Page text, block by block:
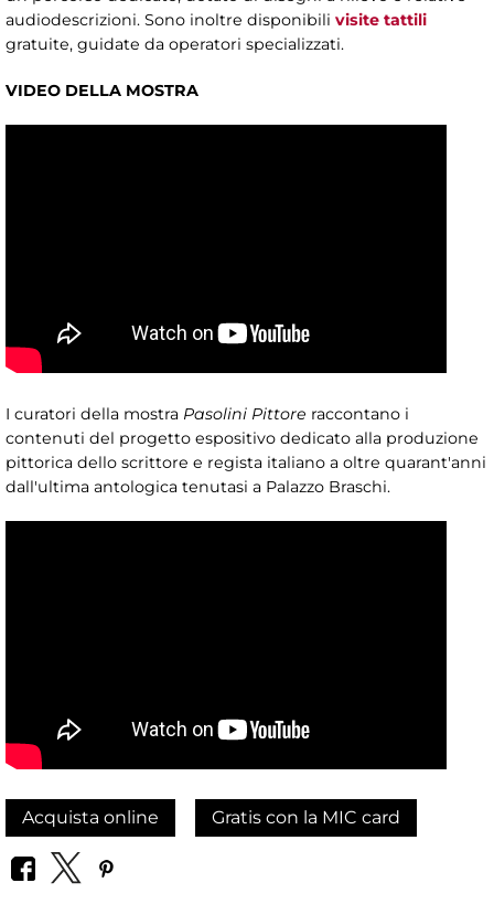
audiodescrizioni. Sono inoltre disponibili visite tattili
gratuite, guidate da operatori specializzati.
VIDEO DELLA MOSTRA
I curatori della mostra Pasolini Pittore raccontano i
contenuti del progetto espositivo dedicato alla produzione
pittorica dello scrittore e regista italiano a oltre quarant'anni
dall'ultima antologica tenutasi a Palazzo Braschi.
Acquista online Gratis con la MIC card